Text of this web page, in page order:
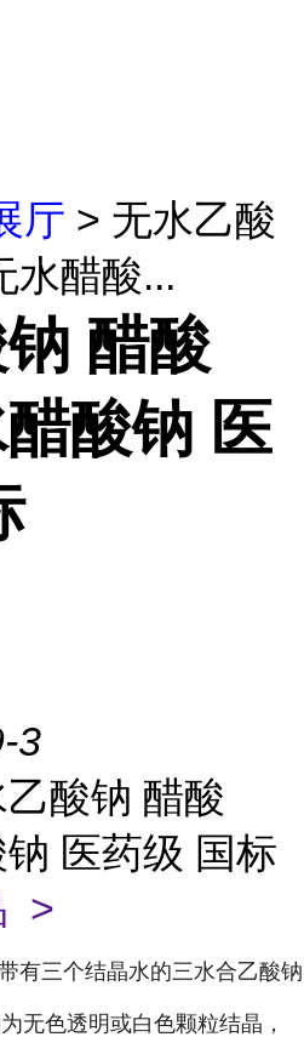
厅 > 无水乙酸
水醋酸...
醋酸
酸钠 医
3
酸钠 醋酸
医药级 国标
>
有三个结晶水的三水合乙酸钠
无色透明或白色颗粒结晶，